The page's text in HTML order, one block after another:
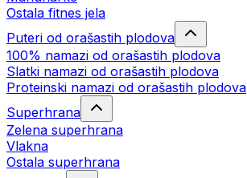
Ostala fitnes jela
Puteri od orašastih plodova
100% namazi od orašastih plodova
Slatki namazi od orašastih plodova
Proteinski namazi od orašastih plodova
Superhrana
Zelena superhrana
Vlakna
Ostala superhrana